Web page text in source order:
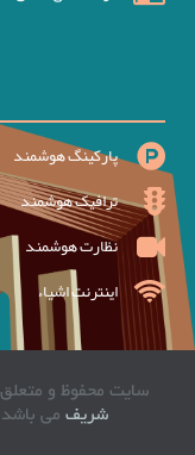
پارکینگ هوشمند
ترافیک هوشمند
نظارت هوشمند
اینترنت اشیاء
سایت محفوظ و
شریف می باشد © 1396